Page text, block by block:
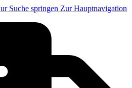
Suche springen Zur Hauptnavigation